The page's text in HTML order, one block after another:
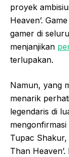
proyek
Heaven’.
gamer di
menjanjikan
terlupakan.
Namun, yang
menarik
legendaris di
Tupac
Than